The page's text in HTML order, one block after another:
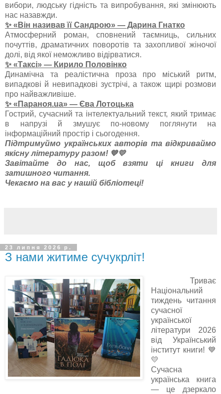
вибори, людську гідність та випробування, які змінюють
нас назавжди.
✨ «Він називав її Сандрою» — Дарина Гнатко
Атмосферний роман, сповнений таємниць, сильних
почуттів, драматичних поворотів та захопливої жіночої
долі, від якої неможливо відірватися.
✨ «Таксі» — Кирило Половінко
Динамічна та реалістична проза про міський ритм,
випадкові й невипадкові зустрічі, а також щирі розмови
про найважливіше.
✨ «Параноя.ua» — Єва Лотоцька
Гострий, сучасний та інтелектуальний текст, який тримає
в напрузі й змушує по-новому поглянути на
інформаційний простір і сьогодення.
Підтримуймо українських авторів та відкриваймо
якісну літературу разом! 💙💛
Завітайте до нас, щоб взяти ці книги для
затишного читання.
Чекаємо на вас у нашій бібліотеці!
23 липня 2026 р.
З нами житиме сучукрліт!
Триває
Національний
тиждень читання
сучасної
української
літератури 2026
від Український
інститут книги! 💙
💛
Сучасна
українська книга
— це дзеркало